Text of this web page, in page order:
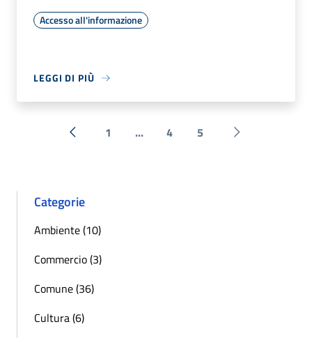
Accesso all'informazione
LEGGI DI PIÙ
« Precedente
1 ... 4 5 Successiva »
Categorie
Ambiente (10)
Commercio (3)
Comune (36)
Cultura (6)